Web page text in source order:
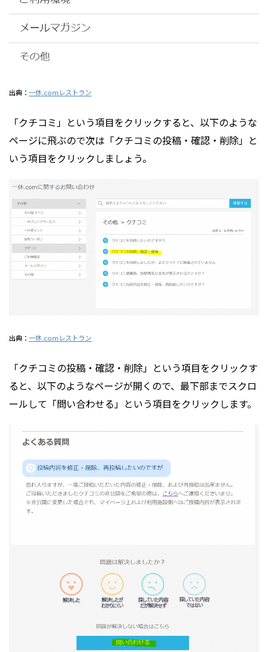
出典： 一休.comレストラン
「クチコミ」という項目をクリックすると、以下のような
ページに飛ぶので次は「クチコミの投稿・確認・削除」と
いう項目をクリックしましょう。
出典： 一休.comレストラン
「クチコミの投稿・確認・削除」という項目をクリックす
ると、以下のようなページが開くので、最下部までスクロ
ールして「問い合わせる」という項目をクリックします。